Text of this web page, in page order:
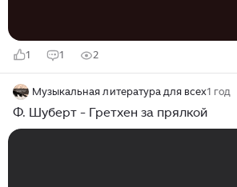
1 1 2
Музыкальная литература для всех1 год
Ф. Шуберт - Гретхен за прялкой